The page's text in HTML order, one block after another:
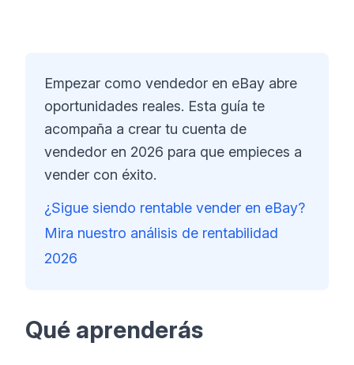
Empezar como vendedor en eBay abre
oportunidades reales. Esta guía te
acompaña a crear tu cuenta de
vendedor en 2026 para que empieces a
vender con éxito.
¿Sigue siendo rentable vender en eBay?
Mira nuestro análisis de rentabilidad
2026
Qué aprenderás